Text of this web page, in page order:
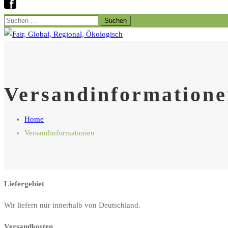
Suchen
nach:
Home
Versandinformationen
Liefergebiet
Wir liefern nur innerhalb von Deutschland.